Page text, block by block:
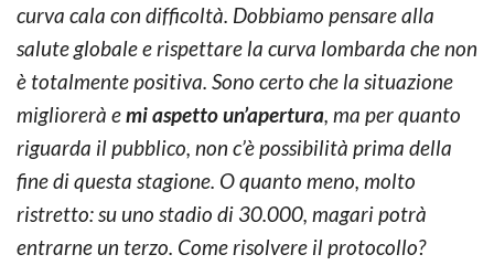
curva cala con difficoltà. Dobbiamo pensare alla
salute globale e rispettare la curva lombarda che non
è totalmente positiva. Sono certo che la situazione
migliorerà emi aspetto un’apertura, ma per quanto
riguarda il pubblico, non c’è possibilità prima della
fine di questa stagione. O quanto meno, molto
ristretto: su uno stadio di 30.000, magari potrà
entrarne un terzo. Come risolvere il protocollo?